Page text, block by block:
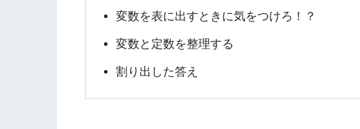
変数を表に出すときに気をつけろ！？
変数と定数を整理する
割り出した答え